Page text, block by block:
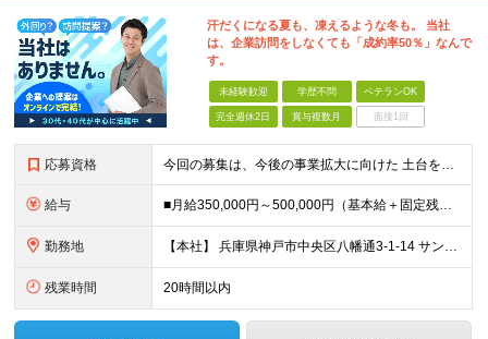
汗だくになる夏も、凍えるような冬も。 当社
は、企業訪問をしなくても「成約率50％」なんで
す。
未経験歓迎 学歴不問 ベテランOK
完全週休2日 賞与複数月 面接1回
応募資格 今回の募集は、今後の事業拡大に向けた 土台を築いていくための"増員"募集です。 急な欠員や業務過多が理由の急募ではなく、 先を見据えた『育成前提』の採用なので、 少しでも興味があればぜひご応募くださ
給与 ■月給350,000円～500,000円（基本給＋固定残業代＋その他手当）＋インセンティブ ∟基本給268,400円～411,700円 固定残業代57,600円～88,300円（28時間分）
勤務地 【本社】 兵庫県神戸市中央区八幡通3-1-14 サンシポートビル6F ★転居を伴う転勤はありません ＜アクセス＞ ・海岸線「三宮・花時計前駅」より徒歩2分 ・阪神本線「神戸三宮駅」より徒歩6分 ・阪
残業時間 20時間以内